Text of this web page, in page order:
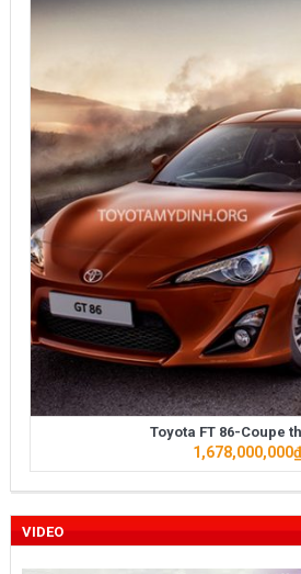
Toyota FT 86-Coupe
1,678,000,000₫
VIDEO